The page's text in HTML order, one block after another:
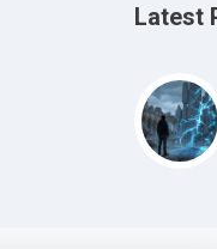
Latest